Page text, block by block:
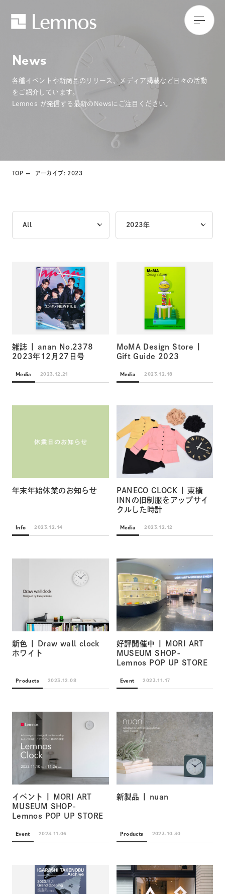
News
各種イベントや新商品のリリース、メディア掲載など日々の活動
をご紹介しています。
Lemnos が発信する最新のNewsにご注目ください。
TOP アーカイブ: 2023
All 2023年
雑誌 | anan No.2378
2023年12月27日号
Media 2023.12.21
MoMA Design Store |
Gift Guide 2023
Media 2023.12.18
年末年始休業のお知らせ
Info 2023.12.14
PANECO CLOCK | 東横
INNの旧制服をアップサイ
クルした時計
Media 2023.12.12
新色 | Draw wall clock
ホワイト
Products 2023.12.08
好評開催中 | MORI ART
MUSEUM SHOP-
Lemnos POP UP STORE
Event 2023.11.17
イベント | MORI ART
MUSEUM SHOP-
Lemnos POP UP STORE
Event 2023.11.06
新製品 | nuan
Products 2023.10.30